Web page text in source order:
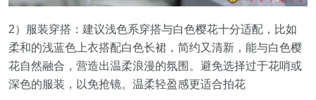
2）服装穿搭：建议浅色系穿搭与白色樱花十分适配，比如
柔和的浅蓝色上衣搭配白色长裙，简约又清新，能与白色樱
花自然融合，营造出温柔浪漫的氛围。避免选择过于花哨或
深色的服装，以免抢镜。温柔轻盈感更适合拍花